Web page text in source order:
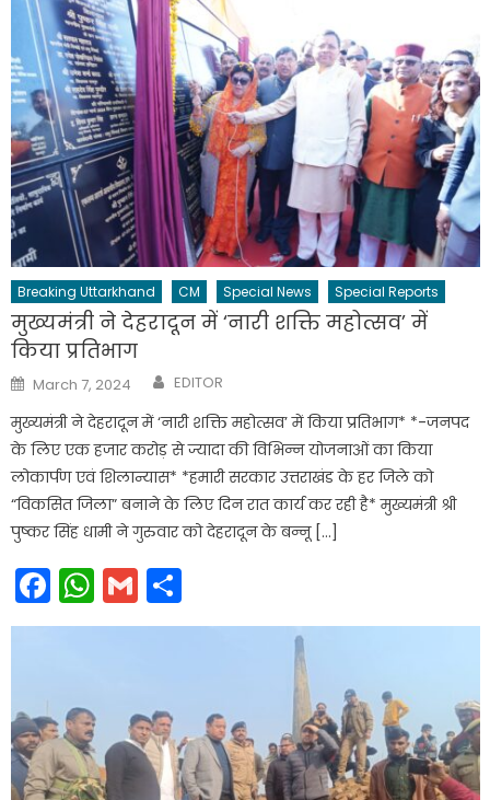
Breaking Uttarkhand CM Special News Special Reports
मुख्यमंत्री ने देहरादून में ‘नारी शक्ति महोत्सव’ में
किया प्रतिभाग
Posted
on
March 7, 2024 Author
EDITOR
मुख्यमंत्री ने देहरादून में ‘नारी शक्ति महोत्सव’ में किया प्रतिभाग* *-जनपद
के लिए एक हजार करोड़ से ज्यादा की विभिन्न योजनाओं का किया
लोकार्पण एवं शिलान्यास* *हमारी सरकार उत्तराखंड के हर जिले को
“विकसित जिला” बनाने के लिए दिन रात कार्य कर रही है* मुख्यमंत्री श्री
पुष्कर सिंह धामी ने गुरुवार को देहरादून के बन्नू […]
Facebook
WhatsApp
Gmail